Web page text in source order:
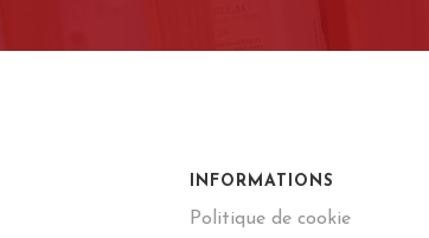
INFORMATIONS
Politique de cookie